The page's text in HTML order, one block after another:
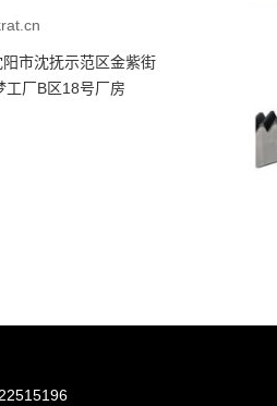
市沈抚示范区金紫街
工厂B区18号厂房